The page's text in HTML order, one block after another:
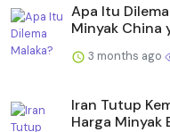
Apa Itu
Minyak China
3 months ago
Iran Tutup
Harga Minyak